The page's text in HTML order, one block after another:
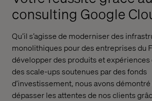
consulting Google
Qu’il s’agisse de moderniser des
monolithiques pour des entreprises du
développer des produits et
des scale-ups soutenues par des fonds
d’investissement, nous avons
dépasser les attentes de nos clients